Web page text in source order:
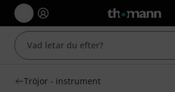
Tröjor - instrument